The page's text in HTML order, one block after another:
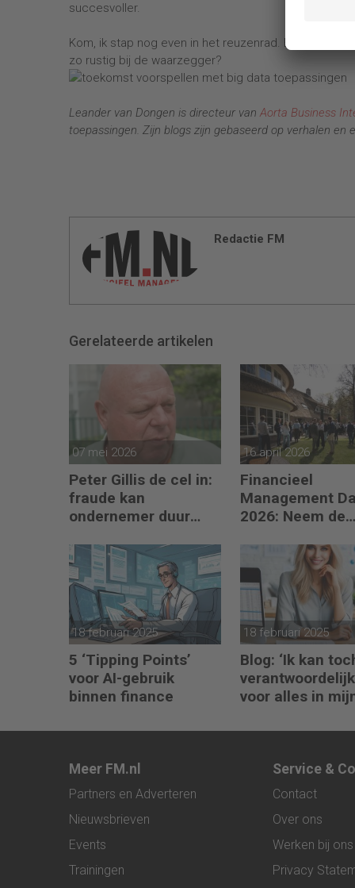
succesvoller.
Kom, ik stap nog even in het reuzenrad. Een kijkje
zo rustig bij de waarzegger?
Leander van Dongen is directeur van Aorta Business
toepassingen. Zijn blogs zijn gebaseerd op verhalen en
Redactie FM
Gerelateerde artikelen
07 mei 2026
Peter Gillis de cel in:
fraude kan
ondernemer duur
16 april 2026
Financieel
Management
2026: Neem de
18 februari 2025
5 ‘Tipping Points’
voor AI-gebruik
binnen finance
18 februari 2025
Blog: ‘Ik kan
voor alles in
Meer FM.nl
Partners en Adverteren
Nieuwsbrieven
Events
Trainingen
Service &
Contact
Over ons
Werken bij ons
Privacy